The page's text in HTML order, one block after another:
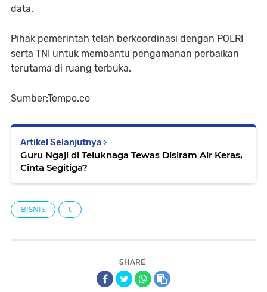
data.
Pihak pemerintah telah berkoordinasi dengan POLRI
serta TNI untuk membantu pengamanan perbaikan
terutama di ruang terbuka.
Sumber:Tempo.co
Artikel Selanjutnya
Guru Ngaji di Teluknaga Tewas Disiram Air Keras,
Cinta Segitiga?
BISNIS t
SHARE